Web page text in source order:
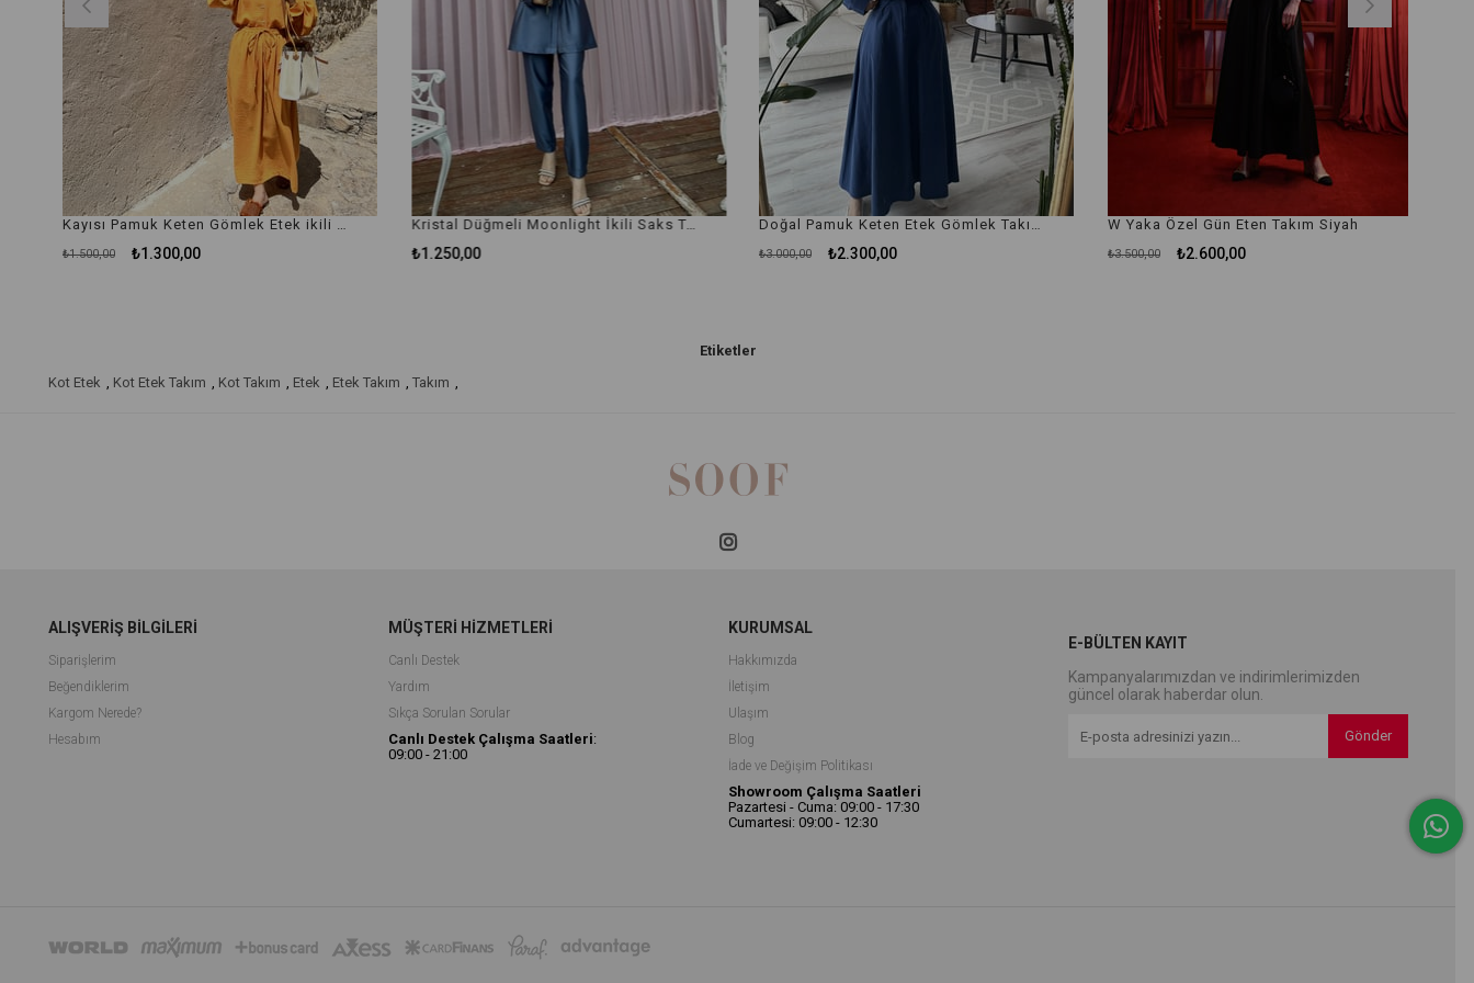
Kayısı Pamuk Keten Gömlek Etek ikili takım
₺1.300,00
₺1.500,00
Kristal Düğmeli Moonlight İkili Saks Takım
₺1.250,00
Doğal Pamuk Keten Etek Gömlek Takım İndigo
₺2.300,00
₺3.000,00
W Yaka Özel Gün Eten Takım Siyah
₺2.600,00
₺3.500,00
Etiketler
Kot Etek , Kot Etek Takım , Kot Takım , Etek , Etek Takım , Takım ,
ALIŞVERİŞ BİLGİLERİ
Siparişlerim
Beğendiklerim
Kargom Nerede?
Hesabım
MÜŞTERİ HİZMETLERİ
Canlı Destek
Yardım
Sıkça Sorulan Sorular
Canlı Destek Çalışma Saatleri:
09:00 - 21:00
KURUMSAL
Hakkımızda
İletişim
Ulaşım
Blog
İade ve Değişim Politikası
Showroom Çalışma Saatleri
Pazartesi - Cuma: 09:00 - 17:30
Cumartesi: 09:00 - 12:30
E-BÜLTEN KAYIT
Kampanyalarımızdan ve indirimlerimizden
güncel olarak haberdar olun.
Gönder